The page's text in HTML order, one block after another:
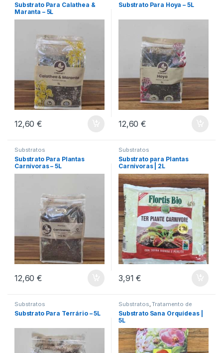
Substrato Para Calathea &
Maranta – 5L
12,60€
Substrato Para Hoya – 5L
12,60€
Substratos
Substrato Para Plantas
Carnívoras – 5L
12,60€
Substratos
Substrato para Plantas
Carnívoras | 2L
3,91€
Substratos
Substrato Para Terrário – 5L
Substratos,Tratamento de
Plantas
Substrato Sana Orquídeas |
5L